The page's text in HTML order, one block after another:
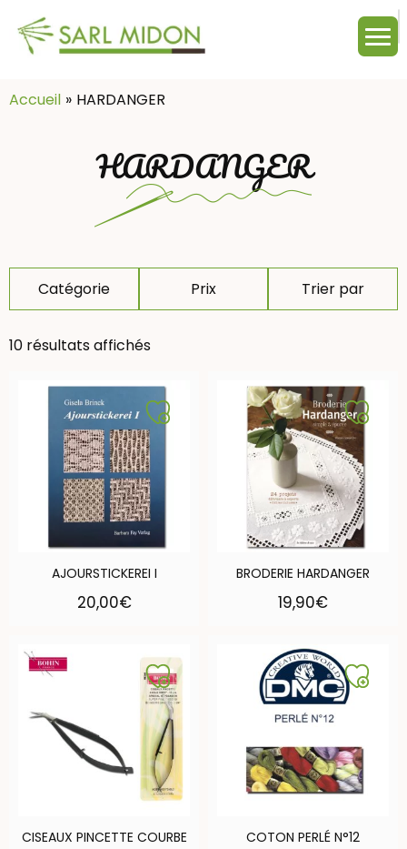
Accueil
HARDANGER
HARDANGER
Catégorie Prix Trier par
10 résultats affichés
AJOURSTICKEREI I
20,00€
BRODERIE HARDANGER
19,90€
CISEAUX PINCETTE COURBE
COTON PERLÉ N°12